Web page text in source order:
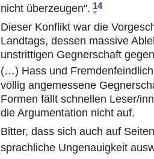
nicht überzeugen". 14
Dieser Konflikt war die
Landtags, dessen massive
unstrittigen Gegnerschaft
(…) Hass und
völlig angemessene
Formen fällt schnellen Leser/
die Argumentation nicht auf.
Bitter, dass sich auch auf
sprachliche Ungenauigkeit